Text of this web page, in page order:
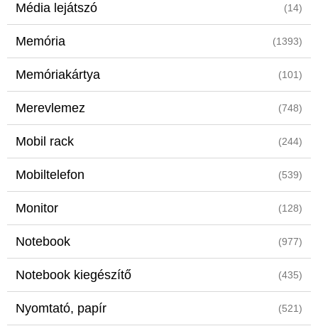
Média lejátszó (14)
Memória (1393)
Memóriakártya (101)
Merevlemez (748)
Mobil rack (244)
Mobiltelefon (539)
Monitor (128)
Notebook (977)
Notebook kiegészítő (435)
Nyomtató, papír (521)